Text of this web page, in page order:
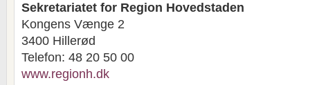
Sekretariatet for Region Hovedstaden
Kongens Vænge 2
3400 Hillerød
Telefon: 48 20 50 00
www.regionh.dk